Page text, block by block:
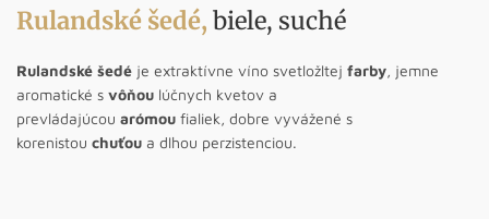
Rulandské šedé, biele, suché
Rulandské šedé je extraktívne víno svetložltej farby, jemne
aromatické s vôňou lúčnych kvetov a
prevládajúcou arómou fialiek, dobre vyvážené s
korenistou chuťou a dlhou perzistenciou.